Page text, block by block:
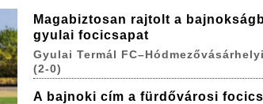
Magabiztosan rajtolt a
gyulai focicsapat
Gyulai Termál
(2-0)
A bajnoki cím a fürdővárosi